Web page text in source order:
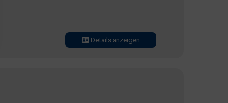
Details anzeigen